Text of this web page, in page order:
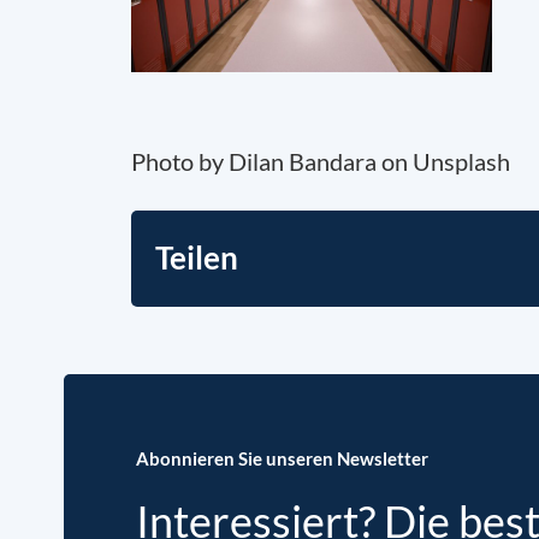
Photo by Dilan Bandara on Unsplash
Teilen
Abonnieren Sie unseren Newsletter
Interessiert? Die